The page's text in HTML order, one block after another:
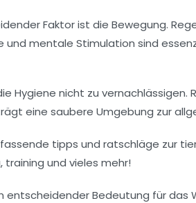
Faktor ist die Bewegung.
und mentale Stimulation sind
Hygiene nicht zu vernachlässigen.
eine saubere Umgebung zur
entscheidender Bedeutung für das